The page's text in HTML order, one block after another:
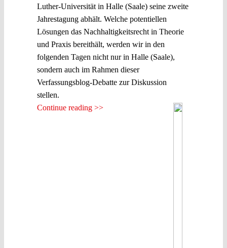
Luther-Universität in Halle (Saale) seine zweite
Jahrestagung abhält. Welche potentiellen
Lösungen das Nachhaltigkeitsrecht in Theorie
und Praxis bereithält, werden wir in den
folgenden Tagen nicht nur in Halle (Saale),
sondern auch im Rahmen dieser
Verfassungsblog-Debatte zur Diskussion
stellen.
Continue reading >>